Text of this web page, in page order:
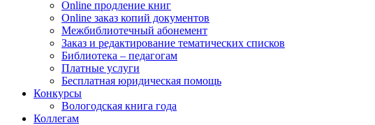
Online продление книг
Online заказ копий документов
Межбиблиотечный абонемент
Заказ и редактирование тематических списков
Библиотека – педагогам
Платные услуги
Бесплатная юридическая помощь
Конкурсы
Вологодская книга года
Коллегам